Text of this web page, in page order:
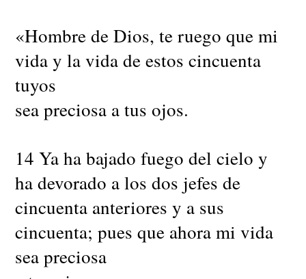
«Hombre de Dios, te ruego que mi
vida y la vida de estos cincuenta
tuyos
sea preciosa a tus ojos.
14 Ya ha bajado fuego del cielo y
ha devorado a los dos jefes de
cincuenta anteriores y a sus
cincuenta; pues que ahora mi vida
sea preciosa